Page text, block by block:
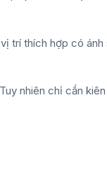
trí thích hợp có
nhiên chỉ cần